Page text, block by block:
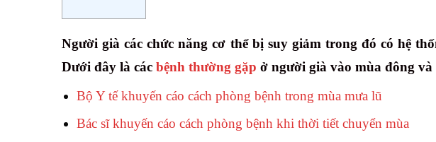
Người già các chức năng cơ thể bị suy giảm trong đó có hệ
Dưới đây là các bệnh thường gặp ở người già vào mùa đông
Bộ Y tế khuyến cáo cách phòng bệnh trong mùa mưa lũ
Bác sĩ khuyến cáo cách phòng bệnh khi thời tiết chuyển mùa